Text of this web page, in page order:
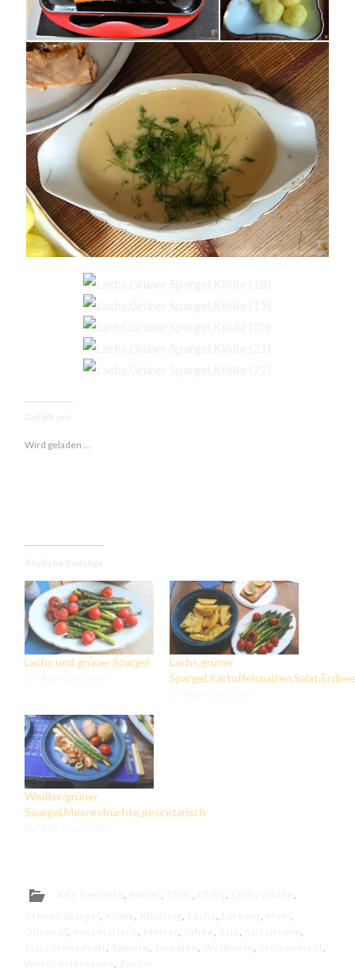
Wird geladen …
Lachs und grüner Spargel
Lachs,grüner
Weißer/grüner
Spargel,Meeresfrüchte,pescetarisch
Alle Gerichte, Butter, Chilli, Chilly, Chillyschote,
Grüner Spargel, Klöße, Kloßteig, Lachs, Lorbeer, Mehl,
Olivenöl, Pescetarisch, Pfeffer, Sahne, Salz, Salzzitrone,
Salzzitronensaft, Tomate, Tomaten, Weißwein, Weizenmehl,
Worchestersauce,